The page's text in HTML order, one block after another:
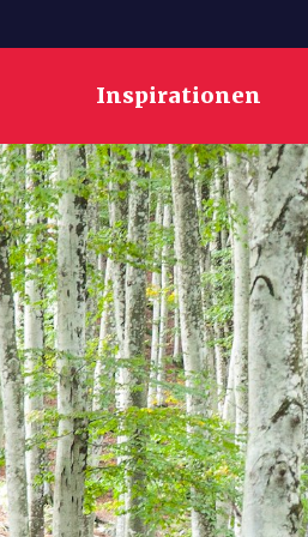
Inspirationen